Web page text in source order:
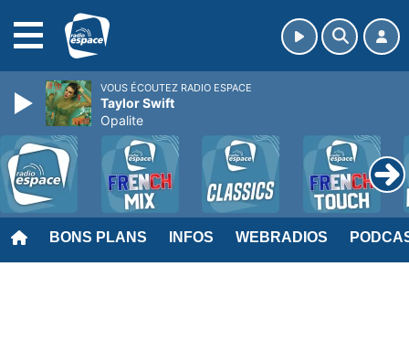
BONS PLANS INFOS WEBRADIOS
VOUS ÉCOUTEZ RADIO ESPACE
Taylor Swift
Opalite